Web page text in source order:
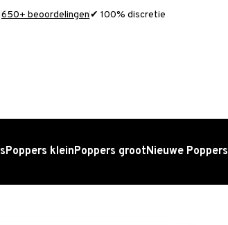
650+ beoordelingen✔ 100% discretie
Poppers kleinPoppers grootNieuwe Poppers